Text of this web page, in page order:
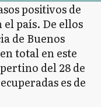
positivos de
el país. De ellos
de Buenos
total en este
del 28 de
es de